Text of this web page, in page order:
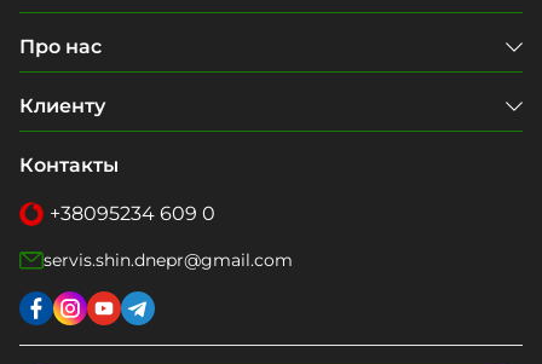
Про нас
Клиенту
Контакты
+38095234 609 0
servis.shin.dnepr@gmail.com